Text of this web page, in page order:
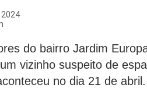
do bairro Jardim
vizinho suspeito de
no dia 21 de